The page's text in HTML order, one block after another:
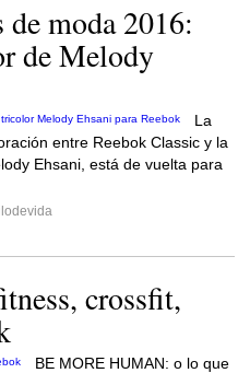
moda 2016‏:
de Melody
La
entre Reebok Classic y la
Ehsani, está de vuelta para
crossfit,
BE MORE HUMAN: o lo que